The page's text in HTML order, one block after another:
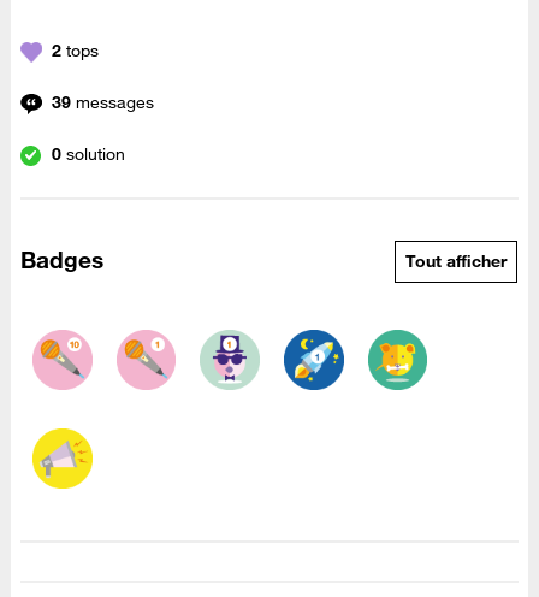
2 tops
39 messages
0 solution
Badges Tout afficher